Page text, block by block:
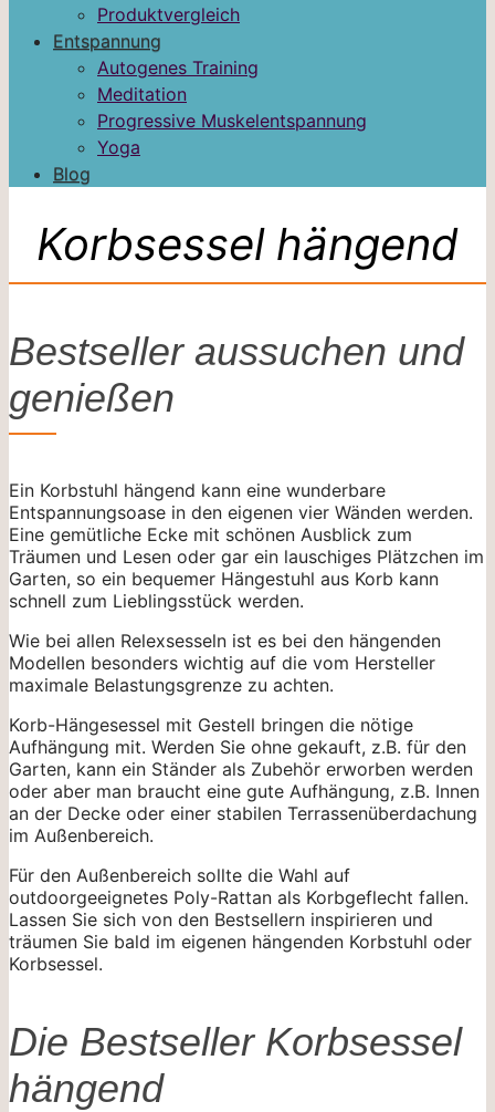
Produktvergleich
Entspannung
Autogenes Training
Meditation
Progressive Muskelentspannung
Yoga
Blog
Korbsessel hängend
Bestseller aussuchen und
genießen
Ein Korbstuhl hängend kann eine wunderbare
Entspannungsoase in den eigenen vier Wänden werden.
Eine gemütliche Ecke mit schönen Ausblick zum
Träumen und Lesen oder gar ein lauschiges Plätzchen im
Garten, so ein bequemer Hängestuhl aus Korb kann
schnell zum Lieblingsstück werden.
Wie bei allen Relexsesseln ist es bei den hängenden
Modellen besonders wichtig auf die vom Hersteller
maximale Belastungsgrenze zu achten.
Korb-Hängesessel mit Gestell bringen die nötige
Aufhängung mit. Werden Sie ohne gekauft, z.B. für den
Garten, kann ein Ständer als Zubehör erworben werden
oder aber man braucht eine gute Aufhängung, z.B. Innen
an der Decke oder einer stabilen Terrassenüberdachung
im Außenbereich.
Für den Außenbereich sollte die Wahl auf
outdoorgeeignetes Poly-Rattan als Korbgeflecht fallen.
Lassen Sie sich von den Bestsellern inspirieren und
träumen Sie bald im eigenen hängenden Korbstuhl oder
Korbsessel.
Die Bestseller Korbsessel
hängend